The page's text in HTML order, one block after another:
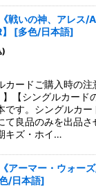
《戦いの神、アレス
[多色/日本語]
)
カードご購入時の
【シングルカード
です。シングルカー
て良品のみを出品さ
キズ・ホイ…
《アーマー・ウォー
/日本語]